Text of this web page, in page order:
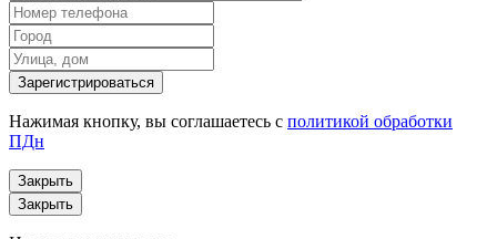
Нажимая кнопку, вы соглашаетесь с политикой обработки
ПДн
Закрыть
Закрыть